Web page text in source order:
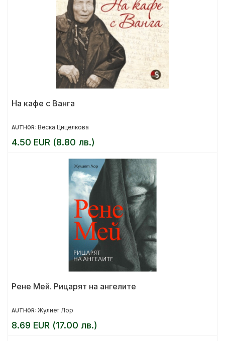
На кафе с Ванга
AUTHOR: Веска Цицелкова
4.50 EUR (8.80 лв.)
Рене Мей. Рицарят на ангелите
AUTHOR: Жулиет Лор
8.69 EUR (17.00 лв.)